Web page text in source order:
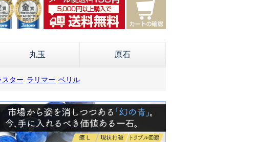
丸玉 原石
スター ラリマー ベリル